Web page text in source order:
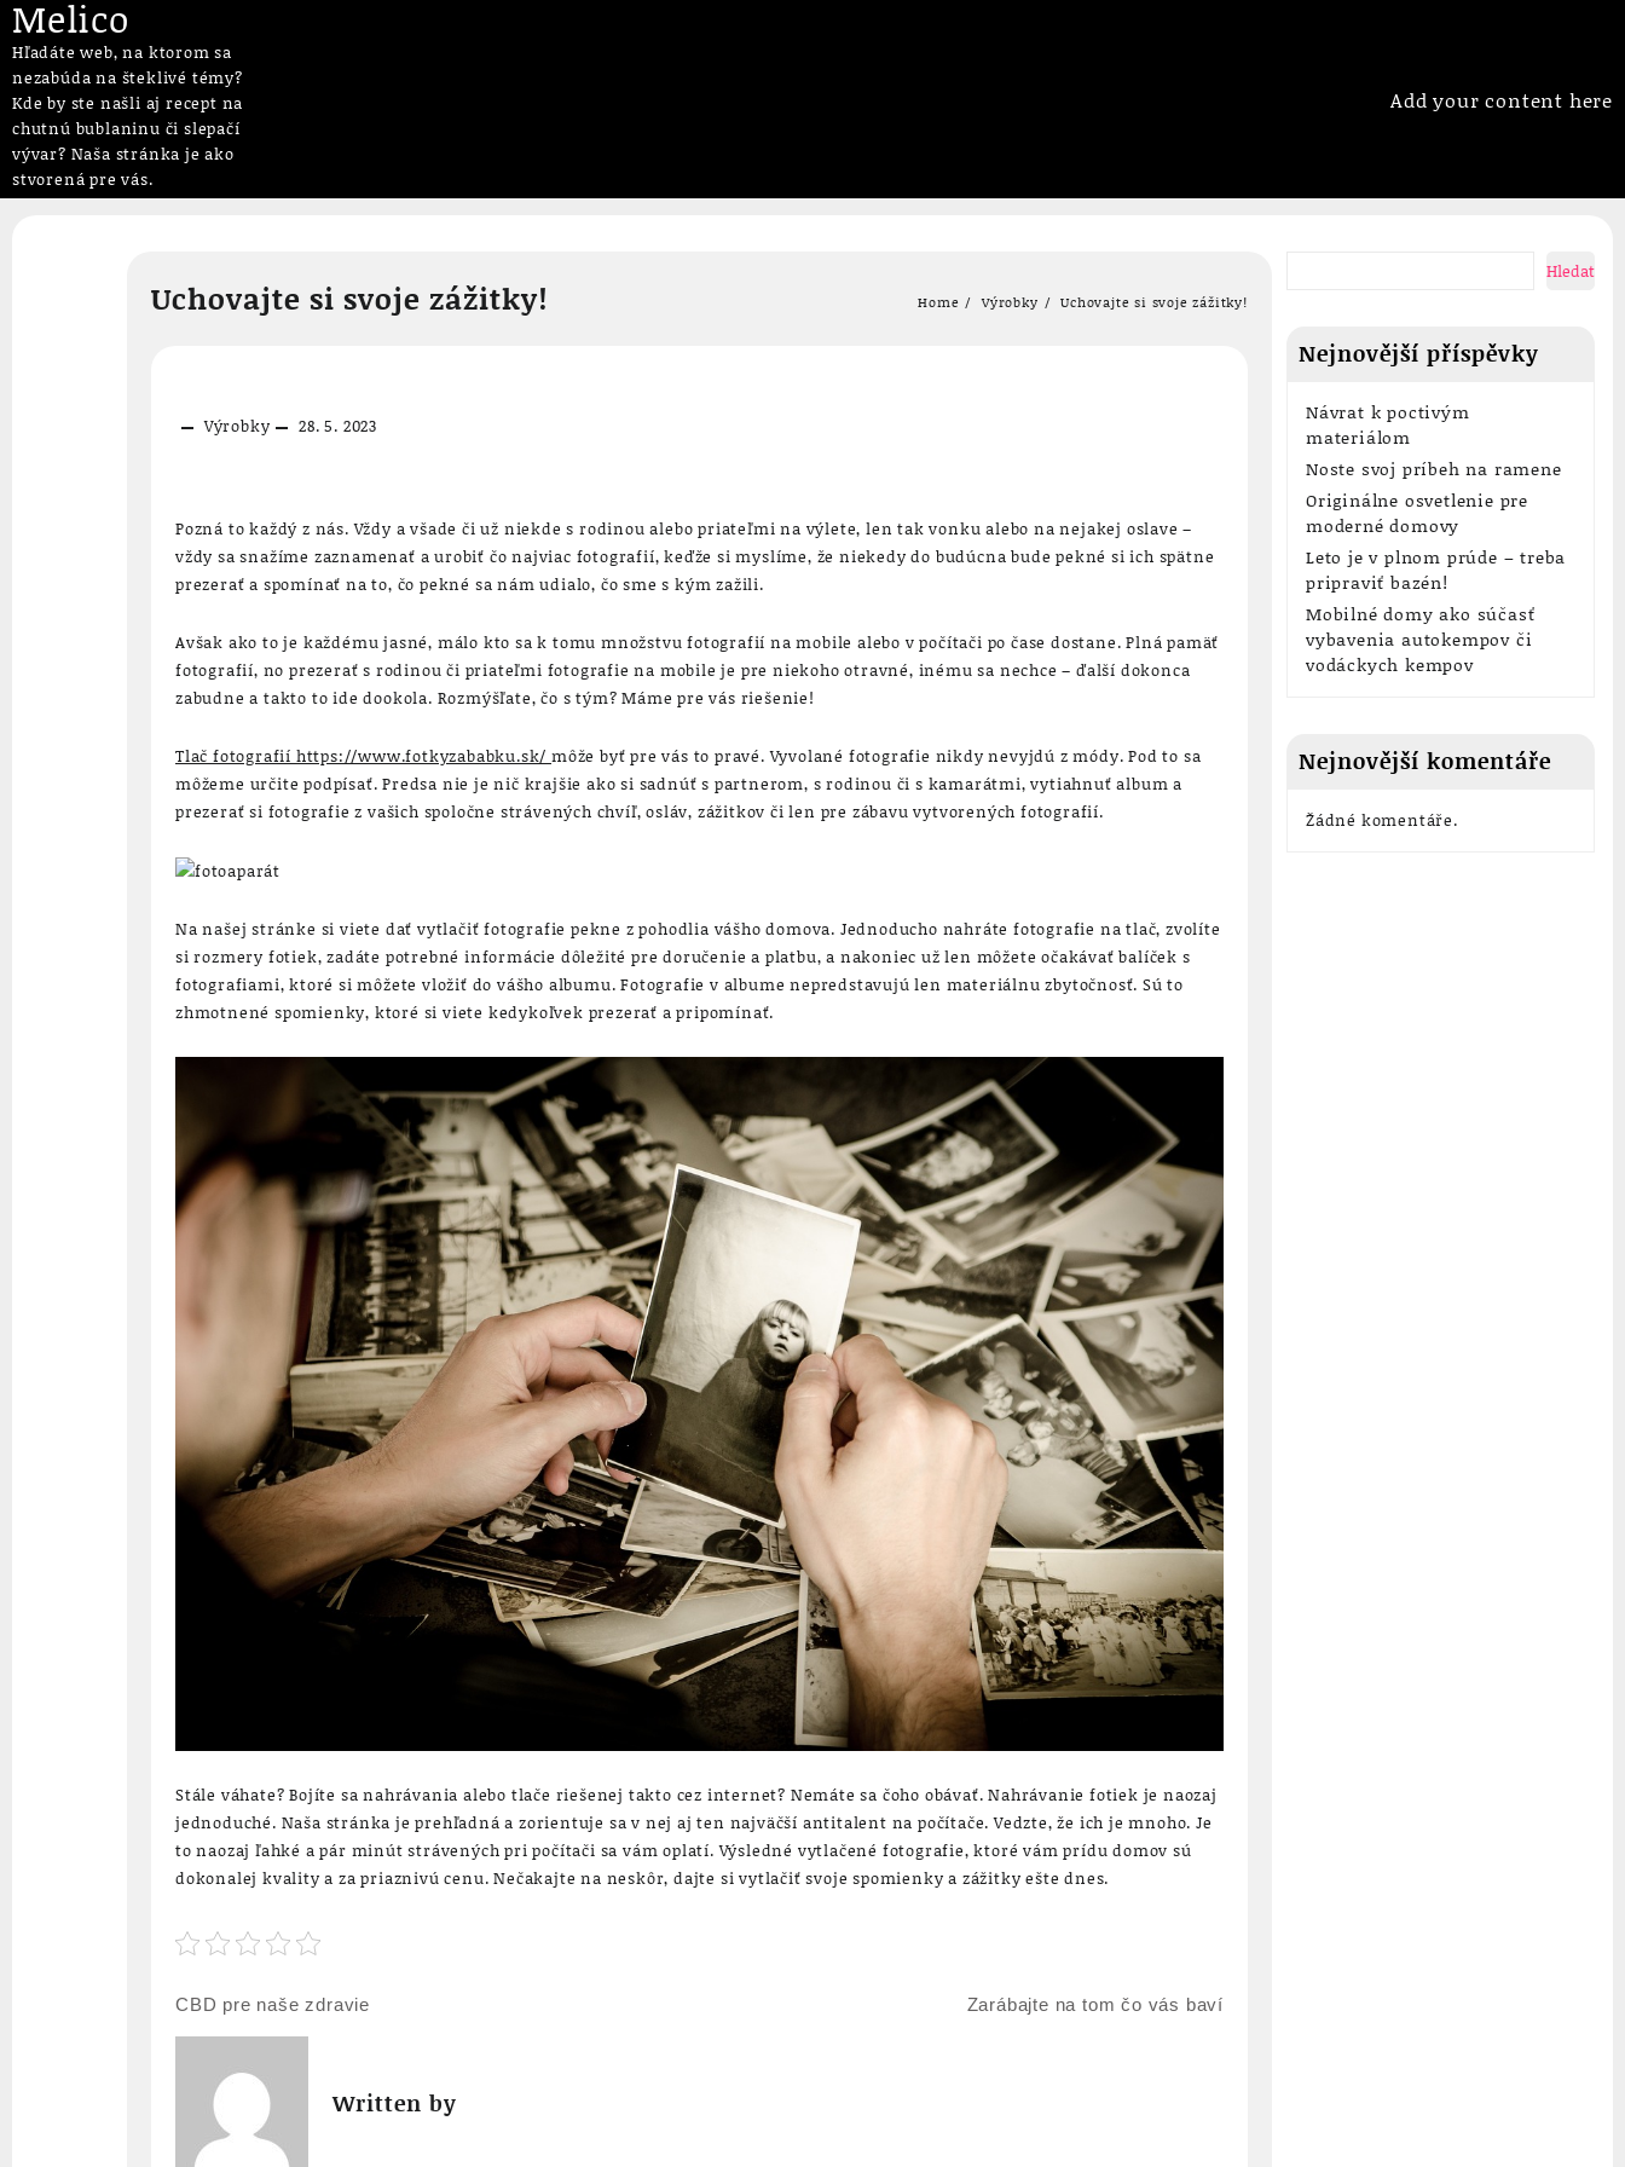
Melico
Hľadáte web, na ktorom sa
nezabúda na šteklivé témy?
Kde by ste našli aj recept na
chutnú bublaninu či slepačí
vývar? Naša stránka je ako
stvorená pre vás.
Add your content here
Uchovajte si svoje zážitky! Home Výrobky Uchovajte si svoje zážitky!
Výrobky 28. 5. 2023
Pozná to každý z nás. Vždy a všade či už niekde s rodinou alebo priateľmi na výlete, len tak vonku alebo na nejakej oslave –
vždy sa snažíme zaznamenať a urobiť čo najviac fotografií, keďže si myslíme, že niekedy do budúcna bude pekné si ich spätne
prezerať a spomínať na to, čo pekné sa nám udialo, čo sme s kým zažili.
Avšak ako to je každému jasné, málo kto sa k tomu množstvu fotografií na mobile alebo v počítači po čase dostane. Plná pamäť
fotografií, no prezerať s rodinou či priateľmi fotografie na mobile je pre niekoho otravné, inému sa nechce – ďalší dokonca
zabudne a takto to ide dookola. Rozmýšľate, čo s tým? Máme pre vás riešenie!
Tlač fotografií https://www.fotkyzababku.sk/ môže byť pre vás to pravé. Vyvolané fotografie nikdy nevyjdú z módy. Pod to sa
môžeme určite podpísať. Predsa nie je nič krajšie ako si sadnúť s partnerom, s rodinou či s kamarátmi, vytiahnuť album a
prezerať si fotografie z vašich spoločne strávených chvíľ, osláv, zážitkov či len pre zábavu vytvorených fotografií.
Na našej stránke si viete dať vytlačiť fotografie pekne z pohodlia vášho domova. Jednoducho nahráte fotografie na tlač, zvolíte
si rozmery fotiek, zadáte potrebné informácie dôležité pre doručenie a platbu, a nakoniec už len môžete očakávať balíček s
fotografiami, ktoré si môžete vložiť do vášho albumu. Fotografie v albume nepredstavujú len materiálnu zbytočnosť. Sú to
zhmotnené spomienky, ktoré si viete kedykoľvek prezerať a pripomínať.
Stále váhate? Bojíte sa nahrávania alebo tlače riešenej takto cez internet? Nemáte sa čoho obávať. Nahrávanie fotiek je naozaj
jednoduché. Naša stránka je prehľadná a zorientuje sa v nej aj ten najväčší antitalent na počítače. Vedzte, že ich je mnoho. Je
to naozaj ľahké a pár minút strávených pri počítači sa vám oplatí. Výsledné vytlačené fotografie, ktoré vám prídu domov sú
dokonalej kvality a za priaznivú cenu. Nečakajte na neskôr, dajte si vytlačiť svoje spomienky a zážitky ešte dnes.
Navigace
příspěvek
CBD pre naše zdravie Zarábajte na tom čo vás baví
Written by
Hledat
Nejnovější příspěvky
Návrat k poctivým
materiálom
Noste svoj príbeh na ramene
Originálne osvetlenie pre
moderné domovy
Leto je v plnom prúde – treba
pripraviť bazén!
Mobilné domy ako súčasť
vybavenia autokempov či
vodáckych kempov
Nejnovější komentáře
Žádné komentáře.